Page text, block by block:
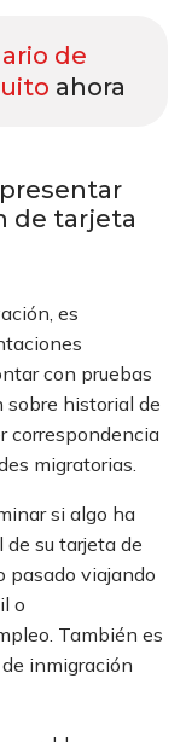
de
ahora
de tarjeta
es
con pruebas
historial de
correspondencia
migratorias.
si algo ha
su tarjeta de
pasado viajando
o
También es
inmigración